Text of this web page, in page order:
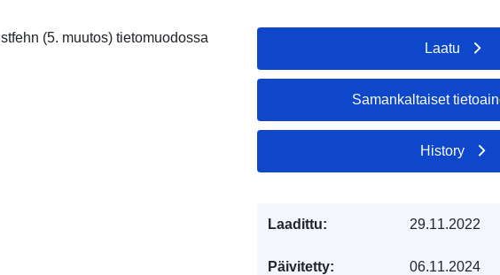
(5. muutos) tietomuodossa
Laatu
Samankaltaiset
History
Laadittu: 29.11.2022
Päivitetty: 06.11.2024